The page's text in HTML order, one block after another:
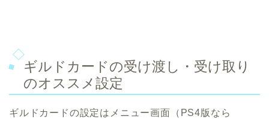
ギルドカードの受け渡し・受け取り
のオススメ設定
ギルドカードの設定はメニュー画面（PS4版なら